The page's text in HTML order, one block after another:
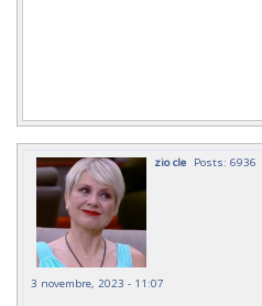
zio cle Posts: 6936
3 novembre, 2023 - 11:07